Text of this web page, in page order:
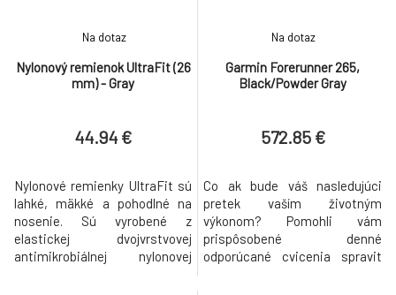
Nylonový remienok UltraFit (26
mm) - Gray
Na dotaz
44.94 €
Nylonové remienky UltraFit sú
lahké, mäkké a pohodlné na
nosenie. Sú vyrobené z
elastickej dvojvrstvovej
antimikrobiálnej nylonovej
Garmin Forerunner 265,
Black/Powder Gray
Na dotaz
572.85 €
Co ak bude váš nasledujúci
pretek vaším životným
výkonom? Pomohli vám
prispôsobené denné
odporúcané cvicenia spravit